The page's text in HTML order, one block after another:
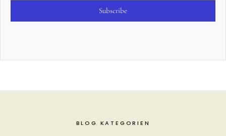
Subscribe
BLOG KATEGORIEN